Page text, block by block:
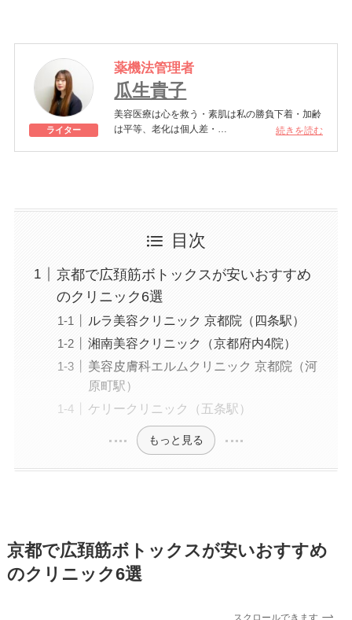
ライター
薬機法管理者
瓜生貴子
美容医療は心を救う・素肌は私の勝負下着・加齢
は平等、老化は個人差・
タ注射、いぼ除去、医療脱毛など
続きを読む
目次
京都で広頚筋ボトックスが安いおすすめ
のクリニック6選
ルラ美容クリニック 京都院（四条駅）
湘南美容クリニック（京都府内4院）
美容皮膚科エルムクリニック 京都院（河
原町駅）
ケリークリニック（五条駅）
もっと見る
京都で広頚筋ボトックスが安いおすすめ
のクリニック6選
スクロールできます